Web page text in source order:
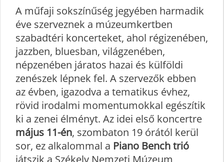
A műfaji sokszínűség jegyében harmadik
éve szerveznek a múzeumkertben
szabadtéri koncerteket, ahol régizenében,
jazzben, bluesban, világzenében,
népzenében járatos hazai és külföldi
zenészek lépnek fel. A szervezők ebben
az évben, igazodva a tematikus évhez,
rövid irodalmi momentumokkal egészítik
ki a zenei élményt. Az idei első koncertre
május 11-én, szombaton 19 órától kerül
sor, ez alkalommal a Piano Bench trió